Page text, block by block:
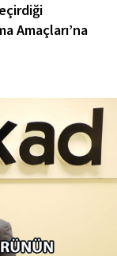
Amaçları’na